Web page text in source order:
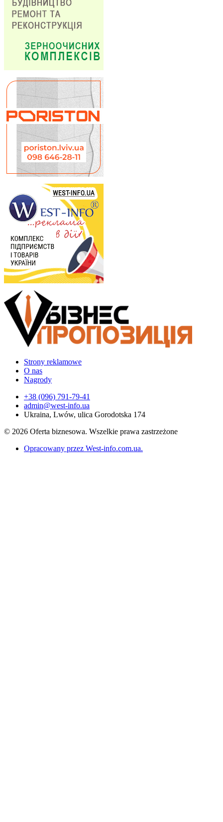
Strony reklamowe
O nas
Nagrody
+38 (096) 791-79-41
admin@west-info.ua
Ukraina, Lwów, ulica Gorodotska 174
© 2026 Oferta biznesowa. Wszelkie prawa zastrzeżone
Opracowany przez West-info.com.ua.